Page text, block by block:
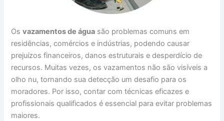
Osvazamentos de água são problemas comuns em
residências, comércios e indústrias, podendo causar
prejuízos financeiros, danos estruturais e desperdício de
recursos. Muitas vezes, os vazamentos não são visíveis a
olho nu, tornando sua detecção um desafio para os
moradores. Por isso, contar com técnicas eficazes e
profissionais qualificados é essencial para evitar problemas
maiores.